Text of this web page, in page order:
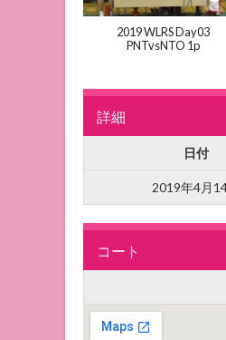
2019 WLRS Day03
PNTvsNTO 1p
詳細
日付
2019年4月
コート